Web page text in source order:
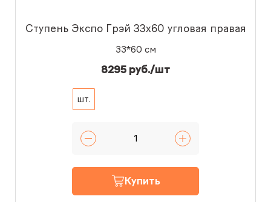
Ступень Экспо Грэй 33x60 угловая правая
33*60 см
8295 руб./шт
шт.
Купить